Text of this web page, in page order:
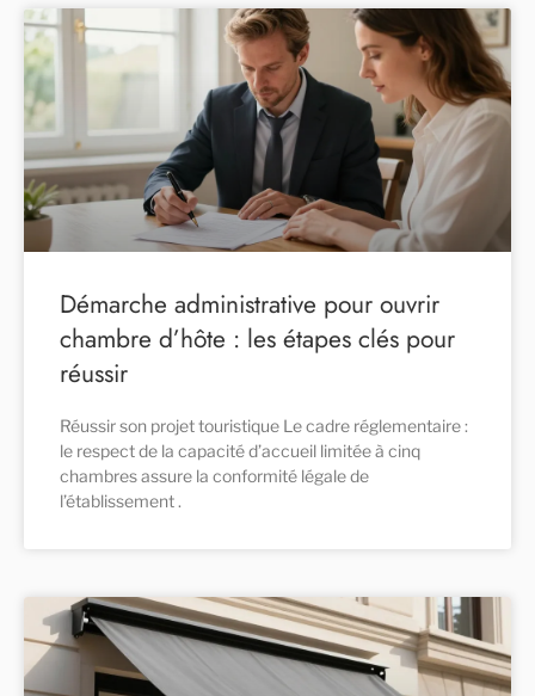
Démarche administrative pour ouvrir
chambre d’hôte : les étapes clés pour
réussir
Réussir son projet touristique Le cadre réglementaire :
le respect de la capacité d’accueil limitée à cinq
chambres assure la conformité légale de
l’établissement .